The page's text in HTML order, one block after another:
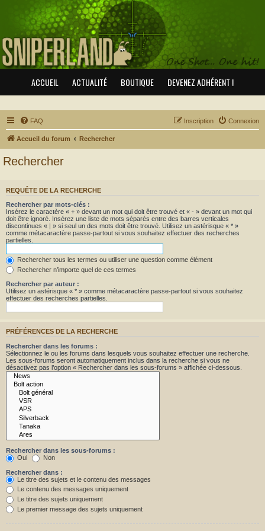
ACCUEIL ACTUALITÉ BOUTIQUE DEVENEZ ADHÉRENT !
FAQ Connexion
Inscription
Accueil du forum Rechercher
Rechercher
REQUÊTE DE LA RECHERCHE
Rechercher par mots-clés :
Insérez le caractère « + » devant un mot qui doit être trouvé et « - » devant un mot qui
doit être ignoré. Insérez une liste de mots séparés entre des barres verticales
discontinues « | » si seul un des mots doit être trouvé. Utilisez un astérisque « * »
comme métacaractère passe-partout si vous souhaitez effectuer des recherches
partielles.
Rechercher tous les termes ou utiliser une question comme élément
Rechercher n’importe quel de ces termes
Rechercher par auteur :
Utilisez un astérisque « * » comme métacaractère passe-partout si vous souhaitez
effectuer des recherches partielles.
PRÉFÉRENCES DE LA RECHERCHE
Rechercher dans les forums :
Sélectionnez le ou les forums dans lesquels vous souhaitez effectuer une recherche.
Les sous-forums seront automatiquement inclus dans la recherche si vous ne
désactivez pas l’option « Rechercher dans les sous-forums » affichée ci-dessous.
Rechercher dans les sous-forums :
Oui
Non
Rechercher dans :
Le titre des sujets et le contenu des messages
Le contenu des messages uniquement
Le titre des sujets uniquement
Le premier message des sujets uniquement